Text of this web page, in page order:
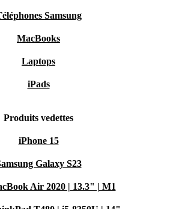
Samsung
MacBooks
Laptops
iPads
Produits vedettes
iPhone 15
Galaxy S23
Air 2020 | 13.3" | M1